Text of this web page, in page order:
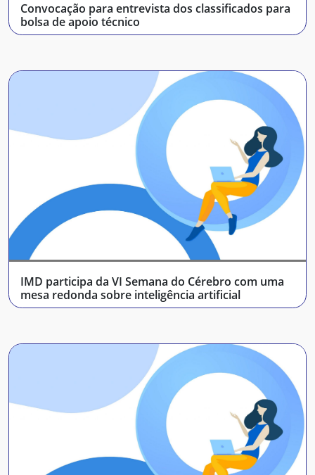
Convocação para entrevista dos classificados para
bolsa de apoio técnico
IMD participa da VI Semana do Cérebro com uma
mesa redonda sobre inteligência artificial